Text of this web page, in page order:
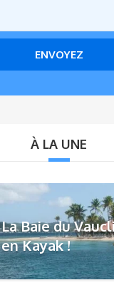
ENVOYEZ
À LA UNE
La Baie du
en Kayak !